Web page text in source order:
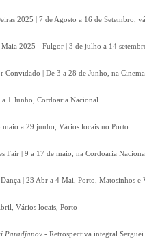
2025 | 7 de Agosto a 16 de Setembro,
2025 - Fulgor | 3 de julho a 14
| De 3 a 28 de Junho, na
1 Junho, Cordoaria Nacional
a 29 junho, Vários locais no Porto
Fair | 9 a 17 de maio, na Cordoaria
| 23 Abr a 4 Mai, Porto, Matosinhos e
Vários locais, Porto
Paradjanov - Retrospectiva integral